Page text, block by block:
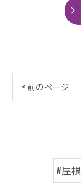
< 前のページ
#屋根